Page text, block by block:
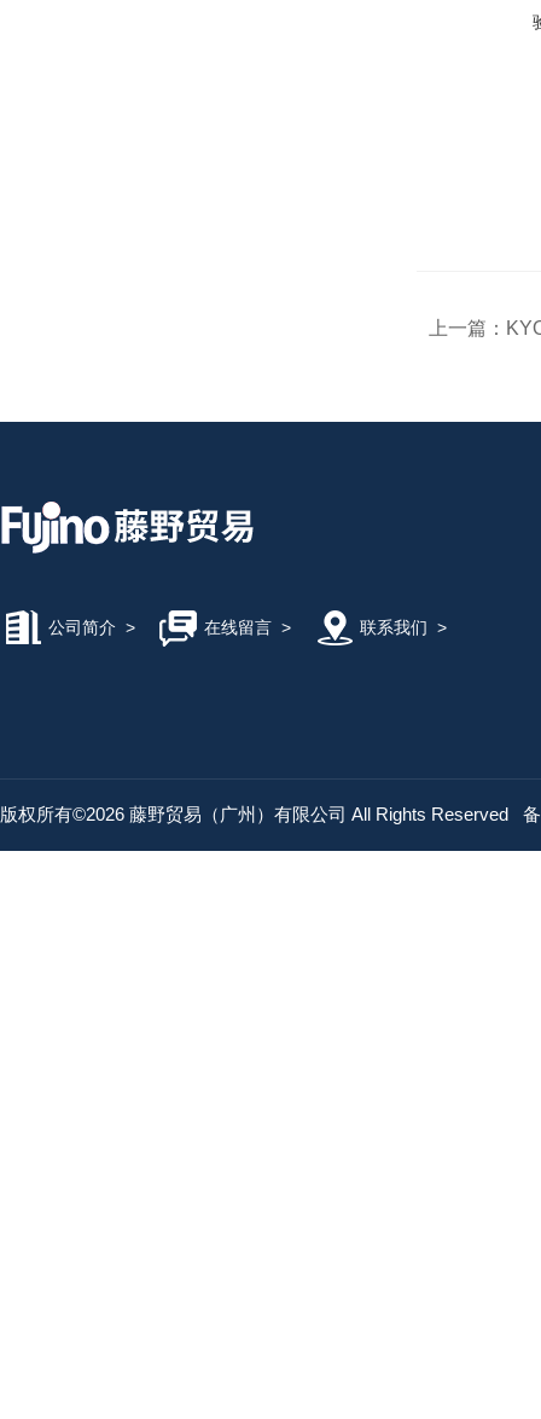
上一篇：
公司简介 > 在线留言> 联系我们 >
版权所有©2026 藤野贸易（广州）有限公司 All Rights Reserved